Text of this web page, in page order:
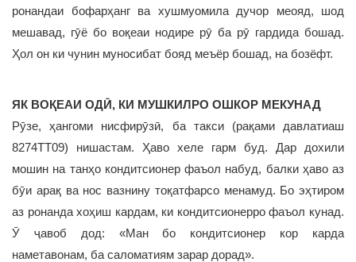
ронандаи бофарҳанг ва хушмуомила дучор меояд, шод
мешавад, гӯё бо воқеаи нодире рӯ ба рӯ гардида бошад.
Ҳол он ки чунин муносибат бояд меъёр бошад, на бозёфт.
ЯК ВОҚЕАИ ОДӢ, КИ МУШКИЛРО ОШКОР МЕКУНАД
Рӯзе, ҳангоми нисфирӯзӣ, ба такси (рақами давлатиаш
8274ТТ09) нишастам. Ҳаво хеле гарм буд. Дар дохили
мошин на танҳо кондитсионер фаъол набуд, балки ҳаво аз
бӯи арақ ва нос вазнину тоқатфарсо менамуд. Бо эҳтиром
аз ронанда хоҳиш кардам, ки кондитсионерро фаъол кунад.
Ӯ ҷавоб дод: «Ман бо кондитсионер кор карда
наметавонам, ба саломатиям зарар дорад».